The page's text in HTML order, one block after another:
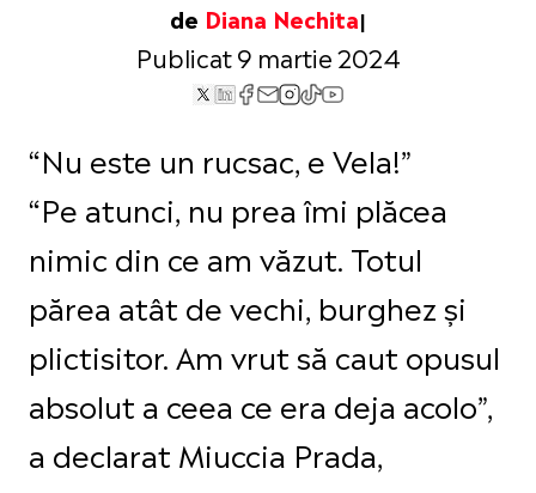
de Diana Nechita
Publicat 9 martie 2024
“Nu este un rucsac, e Vela!”
“Pe atunci, nu prea îmi plăcea
nimic din ce am văzut. Totul
părea atât de vechi, burghez și
plictisitor. Am vrut să caut opusul
absolut a ceea ce era deja acolo”,
a declarat Miuccia Prada,